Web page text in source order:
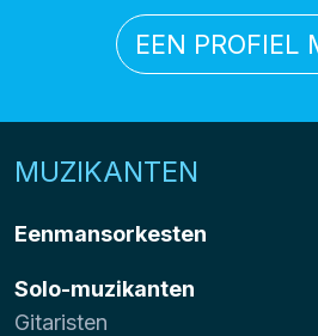
EEN PROFIEL
MUZIKANTEN
Eenmansorkesten
Solo-muzikanten
Gitaristen